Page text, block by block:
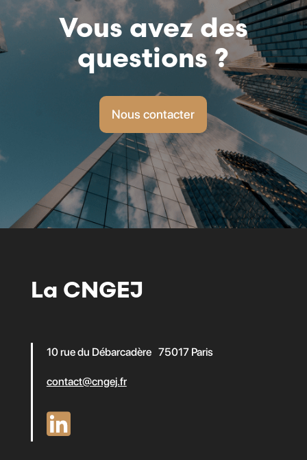
Vous avez des
questions ?
Nous contacter
La CNGEJ
10 rue du Débarcadère 75017 Paris
contact@cngej.fr